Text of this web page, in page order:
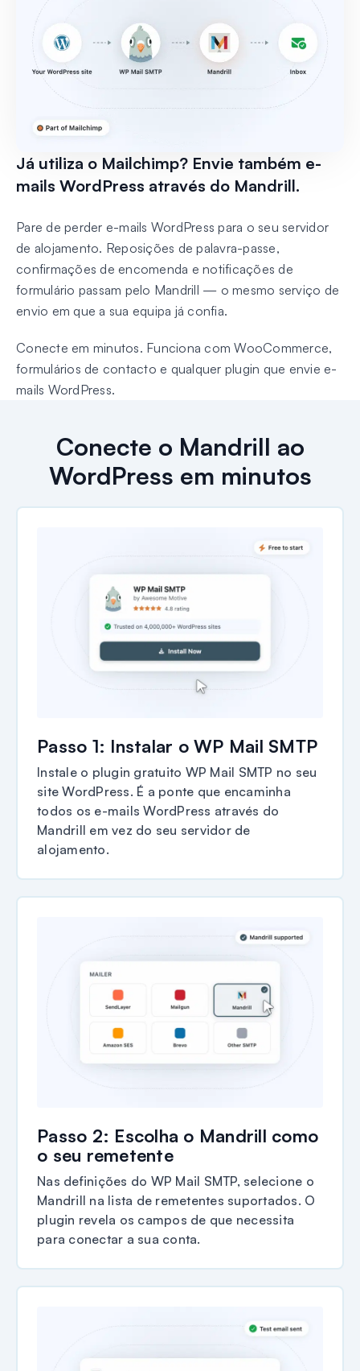
Já utiliza o Mailchimp? Envie também e-
mails WordPress através do Mandrill.
Pare de perder e-mails WordPress para o seu servidor
de alojamento. Reposições de palavra-passe,
confirmações de encomenda e notificações de
formulário passam pelo Mandrill — o mesmo serviço de
envio em que a sua equipa já confia.
Conecte em minutos. Funciona com WooCommerce,
formulários de contacto e qualquer plugin que envie e-
mails WordPress.
Conecte o Mandrill ao
WordPress em minutos
Passo 1: Instalar o WP Mail SMTP
Instale o plugin gratuito WP Mail SMTP no seu
site WordPress. É a ponte que encaminha
todos os e-mails WordPress através do
Mandrill em vez do seu servidor de
alojamento.
Passo 2: Escolha o Mandrill como
o seu remetente
Nas definições do WP Mail SMTP, selecione o
Mandrill na lista de remetentes suportados. O
plugin revela os campos de que necessita
para conectar a sua conta.